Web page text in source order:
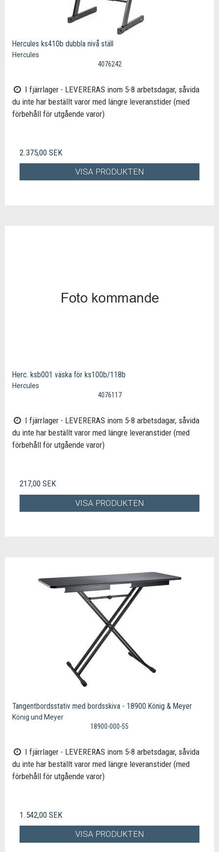
Hercules ks410b dubbla nivå ställ
Hercules
4076242
I fjärrlager - LEVERERAS inom 5-8 arbetsdagar, såvida
du inte har beställt varor med längre leveranstider (med
förbehåll för utgående varor)
2.375,00 SEK
VISA PRODUKTEN
Herc. ksb001 väska för ks100b/118b
Hercules
4076117
I fjärrlager - LEVERERAS inom 5-8 arbetsdagar, såvida
du inte har beställt varor med längre leveranstider (med
förbehåll för utgående varor)
217,00 SEK
VISA PRODUKTEN
Tangentbordsstativ med bordsskiva - 18900 König & Meyer
König und Meyer
18900-000-55
I fjärrlager - LEVERERAS inom 5-8 arbetsdagar, såvida
du inte har beställt varor med längre leveranstider (med
förbehåll för utgående varor)
1.542,00 SEK
VISA PRODUKTEN